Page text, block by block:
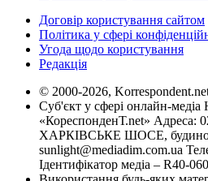
Договір користування сайтом
Політика у сфері
Угода щодо користування
Редакція
© 2000-2026,
Суб'єкт у сфері онлайн-медіа
«КореспонденТ.net» Адреса:
ХАРКІВСЬКЕ ШОСЕ, будинок
sunlight@mediadim.com.ua
Ідентифікатор медіа – R40-